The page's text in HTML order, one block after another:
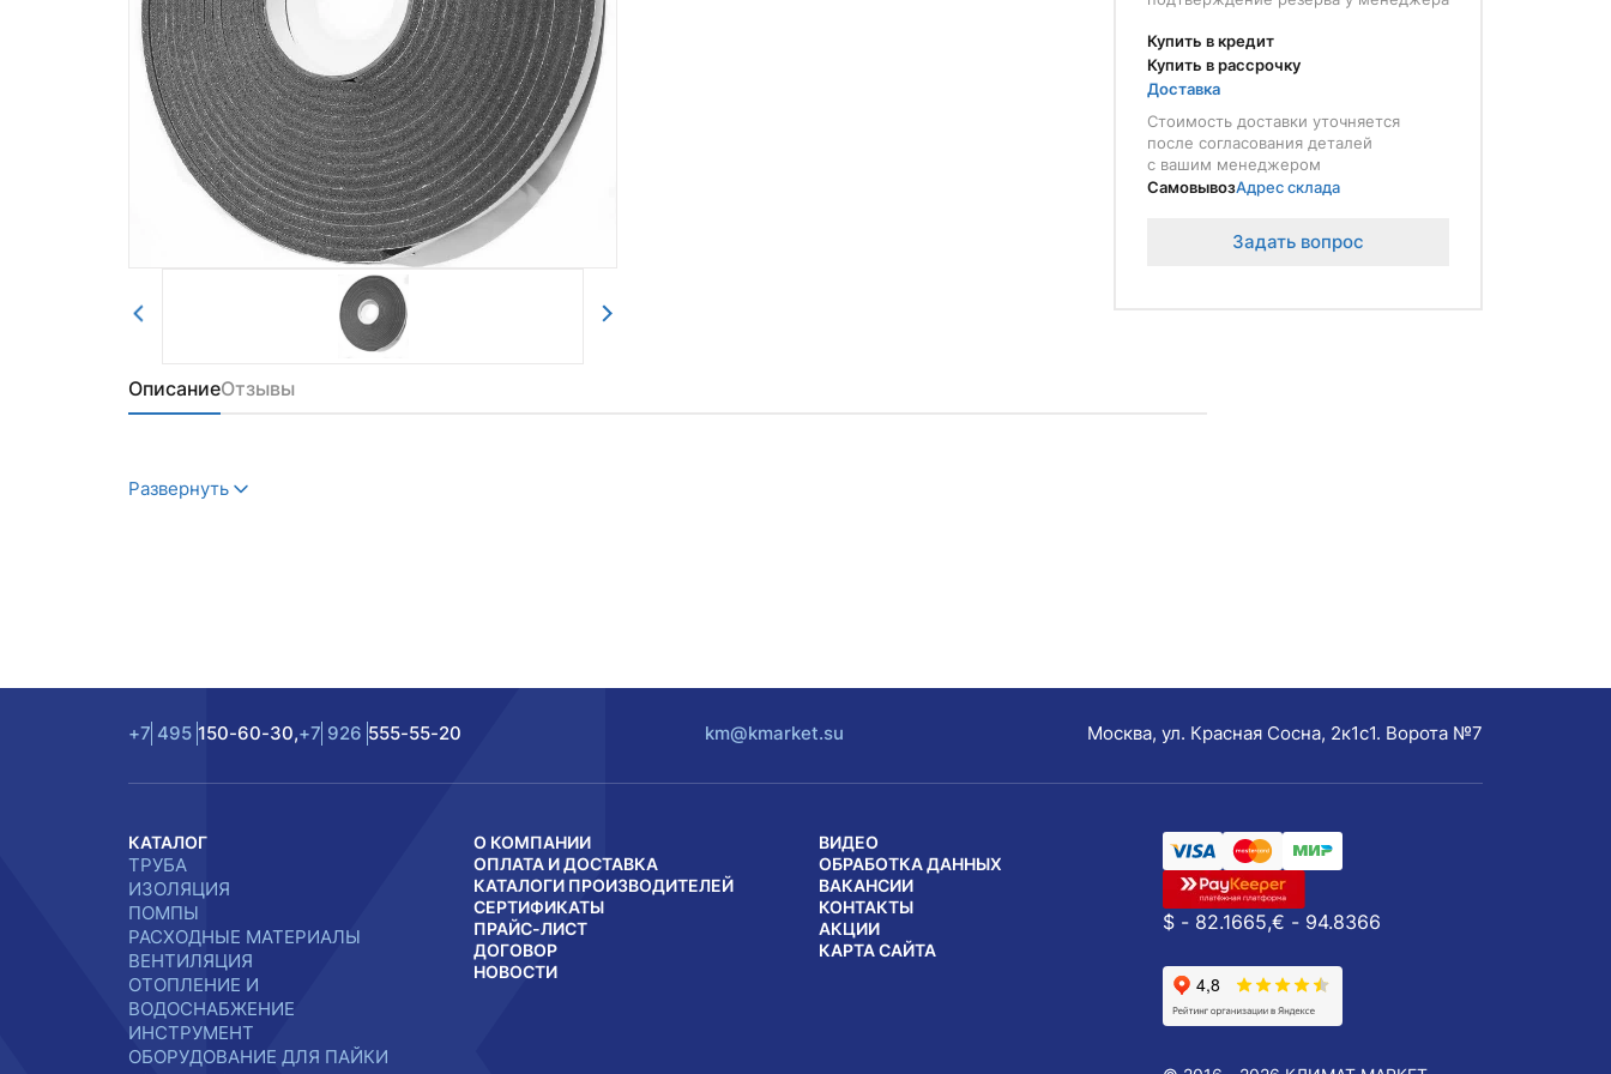
Купить в кредит
Купить в рассрочку
Доставка
Стоимость доставки уточняется
после согласования деталей
с вашим менеджером
СамовывозАдрес склада
Задать вопрос
ОписаниеОтзывы
Развернуть
Отправить
Авторизоваться
+7 495 150-60-30,+7 926 555-55-20 km@kmarket.su Москва, ул. Красная Сосна, 2к1с1. Ворота №7
КАТАЛОГ
ТРУБА
ИЗОЛЯЦИЯ
ПОМПЫ
РАСХОДНЫЕ МАТЕРИАЛЫ
ВЕНТИЛЯЦИЯ
ОТОПЛЕНИЕ И
ВОДОСНАБЖЕНИЕ
ИНСТРУМЕНТ
ОБОРУДОВАНИЕ ДЛЯ ПАЙКИ
О КОМПАНИИ
ОПЛАТА И ДОСТАВКА
КАТАЛОГИ ПРОИЗВОДИТЕЛЕЙ
СЕРТИФИКАТЫ
ПРАЙС-ЛИСТ
ДОГОВОР
НОВОСТИ
ВИДЕО
ОБРАБОТКА ДАННЫХ
ВАКАНСИИ
КОНТАКТЫ
АКЦИИ
КАРТА САЙТА
$ - 82.1665,€ - 94.8366